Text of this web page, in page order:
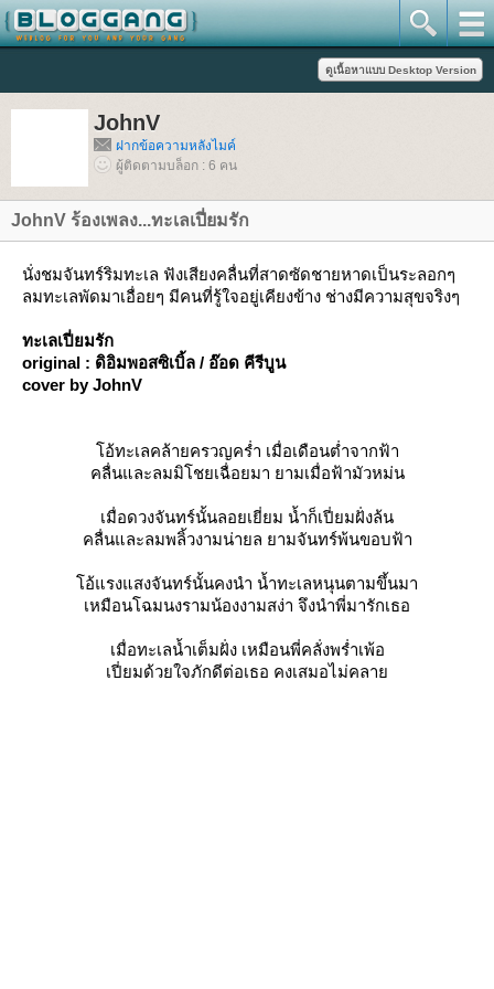
JohnV
ฝากข้อความหลังไมค์
ผู้ติดตามบล็อก : 6 คน
JohnV ร้องเพลง...ทะเลเปี่ยมรัก
นั่งชมจันทร์ริมทะเล ฟังเสียงคลื่นที่สาดซัดชายหาดเป็นระลอกๆ
ลมทะเลพัดมาเอื่อยๆ มีคนที่รู้ใจอยู่เคียงข้าง ช่างมีความสุขจริงๆ
ทะเลเปี่ยมรัก
original : ดิอิมพอสซิเบิ้ล / อ๊อด คีรีบูน
cover by JohnV
อ้ทะเลคล้ายครวญคร่ำ เมื่อเดือนต่ำจากฟ้า
คลื่นและลมมิโชยเฉื่อยมา ยามเมื่อฟ้ามัวหม่น
เมื่อดวงจันทร์นั้นลอยเยี่ยม น้ำก็เปี่ยมฝั่งล้น
คลื่นและลมพลิ้วงามน่ายล ยามจันทร์พ้นขอบฟ้า
อ้แรงแสงจันทร์นั้นคงนำ น้ำทะเลหนุนตามขึ้นมา
เหมือนโฉมนงรามน้องงามสง่า จึงนำพี่มารักเธอ
เมื่อทะเลน้ำเต็มฝั่ง เหมือนพี่คลั่งพร่ำเพ้อ
เปี่ยมด้วยใจภักดีต่อเธอ คงเสมอไม่คลา